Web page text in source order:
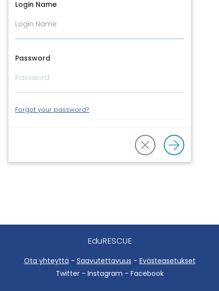
Login Name
Password
Forgot your password?
EduRESCUE
Ota yhteyttä - Saavutettavuus - Evästeasetukset
Twitter - Instagram - Facebook